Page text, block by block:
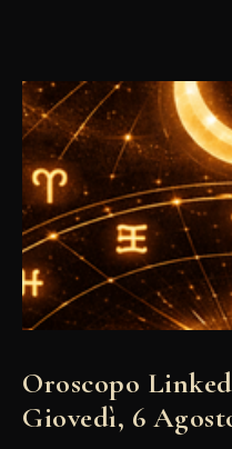
Oroscopo
Giovedì, 6